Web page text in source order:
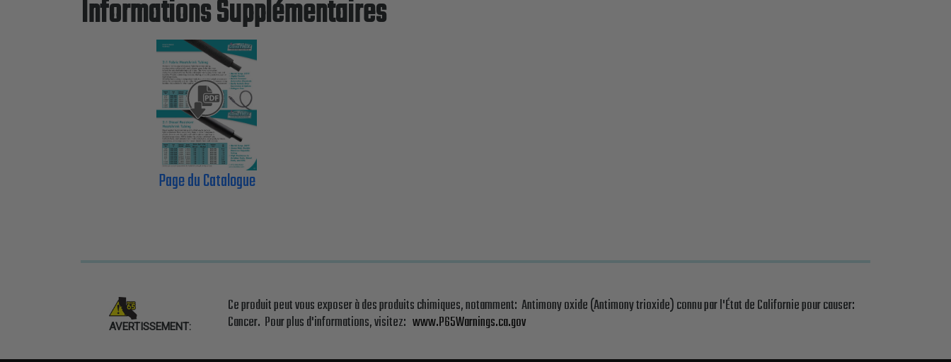
Informations Supplémentaires
Page du Catalogue
AVERTISSEMENT:
Ce produit peut vous exposer à des produits chimiques, notamment: Antimony oxide (Antimony trioxide) connu par l'État de Californie pour causer:
Cancer. Pour plus d'informations, visitez: www.P65Warnings.ca.gov